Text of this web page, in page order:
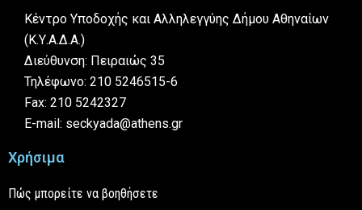
Κέντρο Υποδοχής και Αλληλεγγύης Δήμου Αθηναίων
(Κ.Υ.Α.Δ.Α.)
Διεύθυνση: Πειραιώς 35
Τηλέφωνο: 210 5246515-6
Fax: 210 5242327
E-mail: seckyada@athens.gr
Χρήσιμα
Πώς μπορείτε να βοηθήσετε